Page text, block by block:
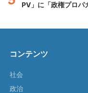
PV」に「政権プロパ
コンテンツ
社会
政治